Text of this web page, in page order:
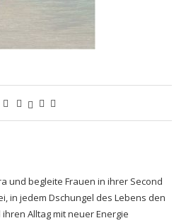
und begleite Frauen in ihrer Second
in jedem Dschungel des Lebens den
Alltag mit neuer Energie